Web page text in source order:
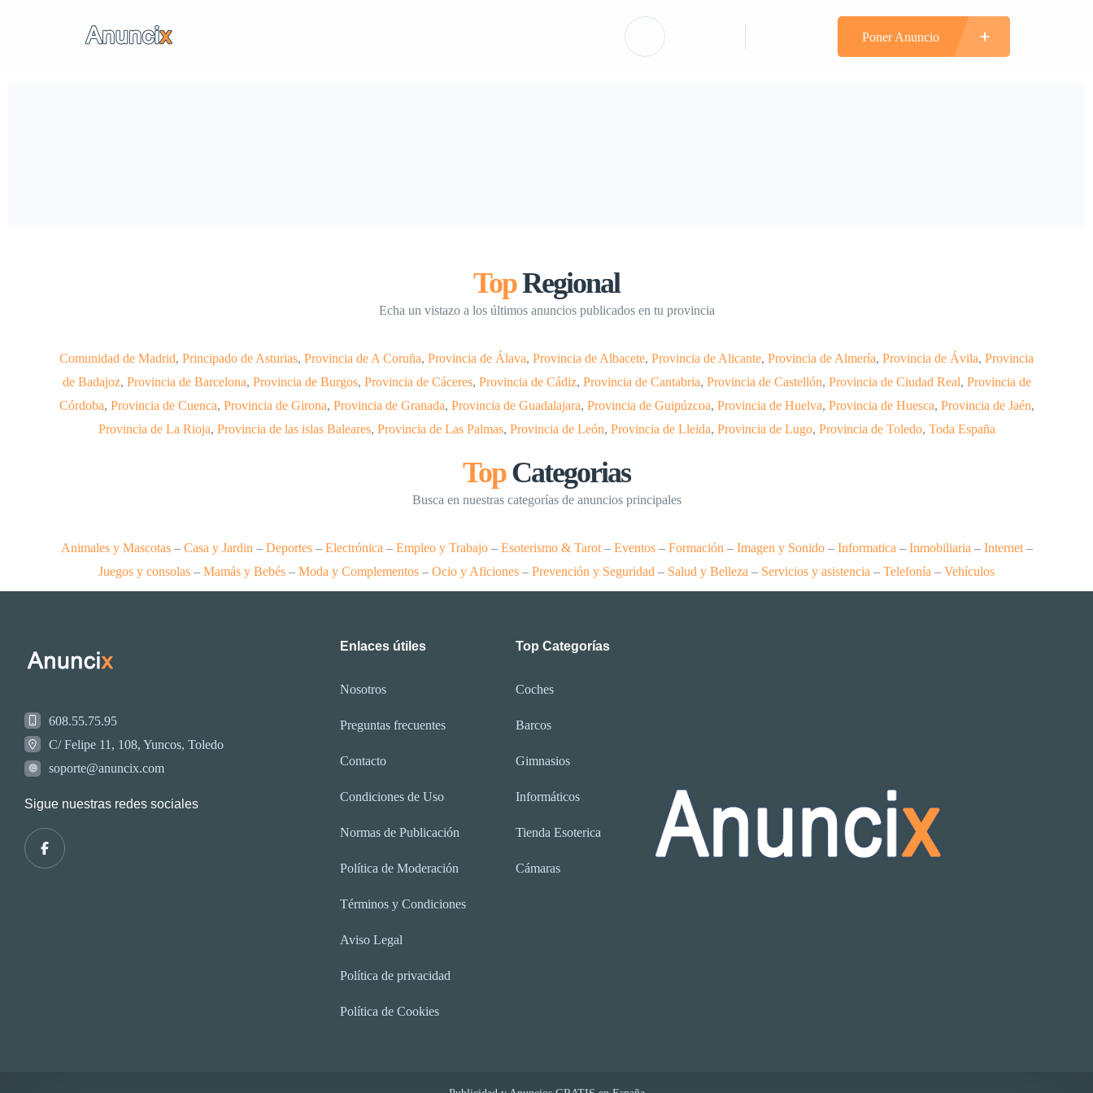
Poner Anuncio
TopRegional
Echa un vistazo a los últimos anuncios publicados en tu provincia
Comunidad de Madrid, Principado de Asturias, Provincia de A Coruña, Provincia de Álava, Provincia de Albacete, Provincia de Alicante, Provincia de Almería, Provincia de Ávila, Provincia
de Badajoz, Provincia de Barcelona, Provincia de Burgos, Provincia de Cáceres, Provincia de Cádiz, Provincia de Cantabria, Provincia de Castellón, Provincia de Ciudad Real, Provincia de
Córdoba, Provincia de Cuenca, Provincia de Girona, Provincia de Granada, Provincia de Guadalajara, Provincia de Guipúzcoa, Provincia de Huelva, Provincia de Huesca, Provincia de Jaén,
Provincia de La Rioja, Provincia de las islas Baleares, Provincia de Las Palmas, Provincia de León, Provincia de Lleida, Provincia de Lugo, Provincia de Toledo, Toda España
TopCategorias
Busca en nuestras categorías de anuncios principales
Animales y Mascotas– Casa y Jardin – Deportes– Electrónica – Empleo y Trabajo– Esoterismo & Tarot– Eventos– Formación – Imagen y Sonido– Informatica – Inmobiliaria – Internet–
Juegos y consolas – Mamás y Bebés – Moda y Complementos – Ocio y Aficiones – Prevención y Seguridad – Salud y Belleza – Servicios y asistencia – Telefonía – Vehículos
608.55.75.95
C/ Felipe 11, 108, Yuncos, Toledo
soporte@anuncix.com
Sigue nuestras redes sociales
Enlaces útiles
Nosotros
Preguntas frecuentes
Contacto
Condiciones de Uso
Normas de Publicación
Política de Moderación
Términos y Condiciones
Aviso Legal
Política de privacidad
Política de Cookies
Top Categorías
Coches
Barcos
Gimnasios
Informáticos
Tienda Esoterica
Cámaras